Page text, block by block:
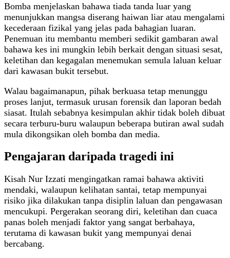
Bomba menjelaskan bahawa tiada tanda luar yang
menunjukkan mangsa diserang haiwan liar atau mengalami
kecederaan fizikal yang jelas pada bahagian luaran.
Penemuan itu membantu memberi sedikit gambaran awal
bahawa kes ini mungkin lebih berkait dengan situasi sesat,
keletihan dan kegagalan menemukan semula laluan keluar
dari kawasan bukit tersebut.
Walau bagaimanapun, pihak berkuasa tetap menunggu
proses lanjut, termasuk urusan forensik dan laporan bedah
siasat. Itulah sebabnya kesimpulan akhir tidak boleh dibuat
secara terburu-buru walaupun beberapa butiran awal sudah
mula dikongsikan oleh bomba dan media.
Pengajaran daripada tragedi ini
Kisah Nur Izzati mengingatkan ramai bahawa aktiviti
mendaki, walaupun kelihatan santai, tetap mempunyai
risiko jika dilakukan tanpa disiplin laluan dan pengawasan
mencukupi. Pergerakan seorang diri, keletihan dan cuaca
panas boleh menjadi faktor yang sangat berbahaya,
terutama di kawasan bukit yang mempunyai denai
bercabang.